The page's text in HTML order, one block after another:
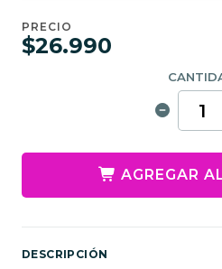
PRECIO
$26.990
AGREGAR
DESCRIPCIÓN